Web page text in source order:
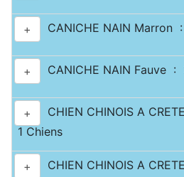
+ CANICHE NAIN Marron
+ CANICHE NAIN Fauve :
+
CHIEN CHINOIS A
1 Chiens
+
CHIEN CHINOIS A